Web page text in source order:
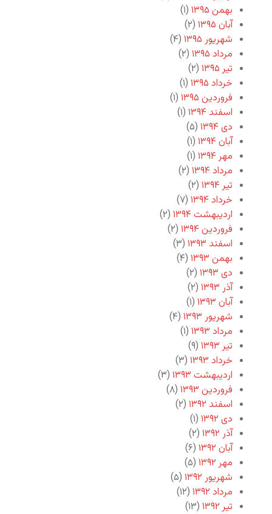
بهمن ۱۳۹۵
(۱)
آبان ۱۳۹۵
(۲)
شهریور ۱۳۹۵
(۴)
مرداد ۱۳۹۵
(۲)
تیر ۱۳۹۵
(۲)
خرداد ۱۳۹۵
(۱)
فروردین ۱۳۹۵
(۱)
اسفند ۱۳۹۴
(۱)
دی ۱۳۹۴
(۵)
آبان ۱۳۹۴
(۱)
مهر ۱۳۹۴
(۱)
مرداد ۱۳۹۴
(۲)
تیر ۱۳۹۴
(۲)
خرداد ۱۳۹۴
(۷)
اردیبهشت ۱۳۹۴
(۲)
فروردین ۱۳۹۴
(۲)
اسفند ۱۳۹۳
(۳)
بهمن ۱۳۹۳
(۴)
دی ۱۳۹۳
(۲)
آذر ۱۳۹۳
(۲)
آبان ۱۳۹۳
(۱)
شهریور ۱۳۹۳
(۴)
مرداد ۱۳۹۳
(۱)
تیر ۱۳۹۳
(۹)
خرداد ۱۳۹۳
(۳)
اردیبهشت ۱۳۹۳
(۳)
فروردین ۱۳۹۳
(۸)
اسفند ۱۳۹۲
(۲)
دی ۱۳۹۲
(۱)
آذر ۱۳۹۲
(۲)
آبان ۱۳۹۲
(۶)
مهر ۱۳۹۲
(۵)
شهریور ۱۳۹۲
(۵)
مرداد ۱۳۹۲
(۱۲)
تیر ۱۳۹۲
(۱۳)